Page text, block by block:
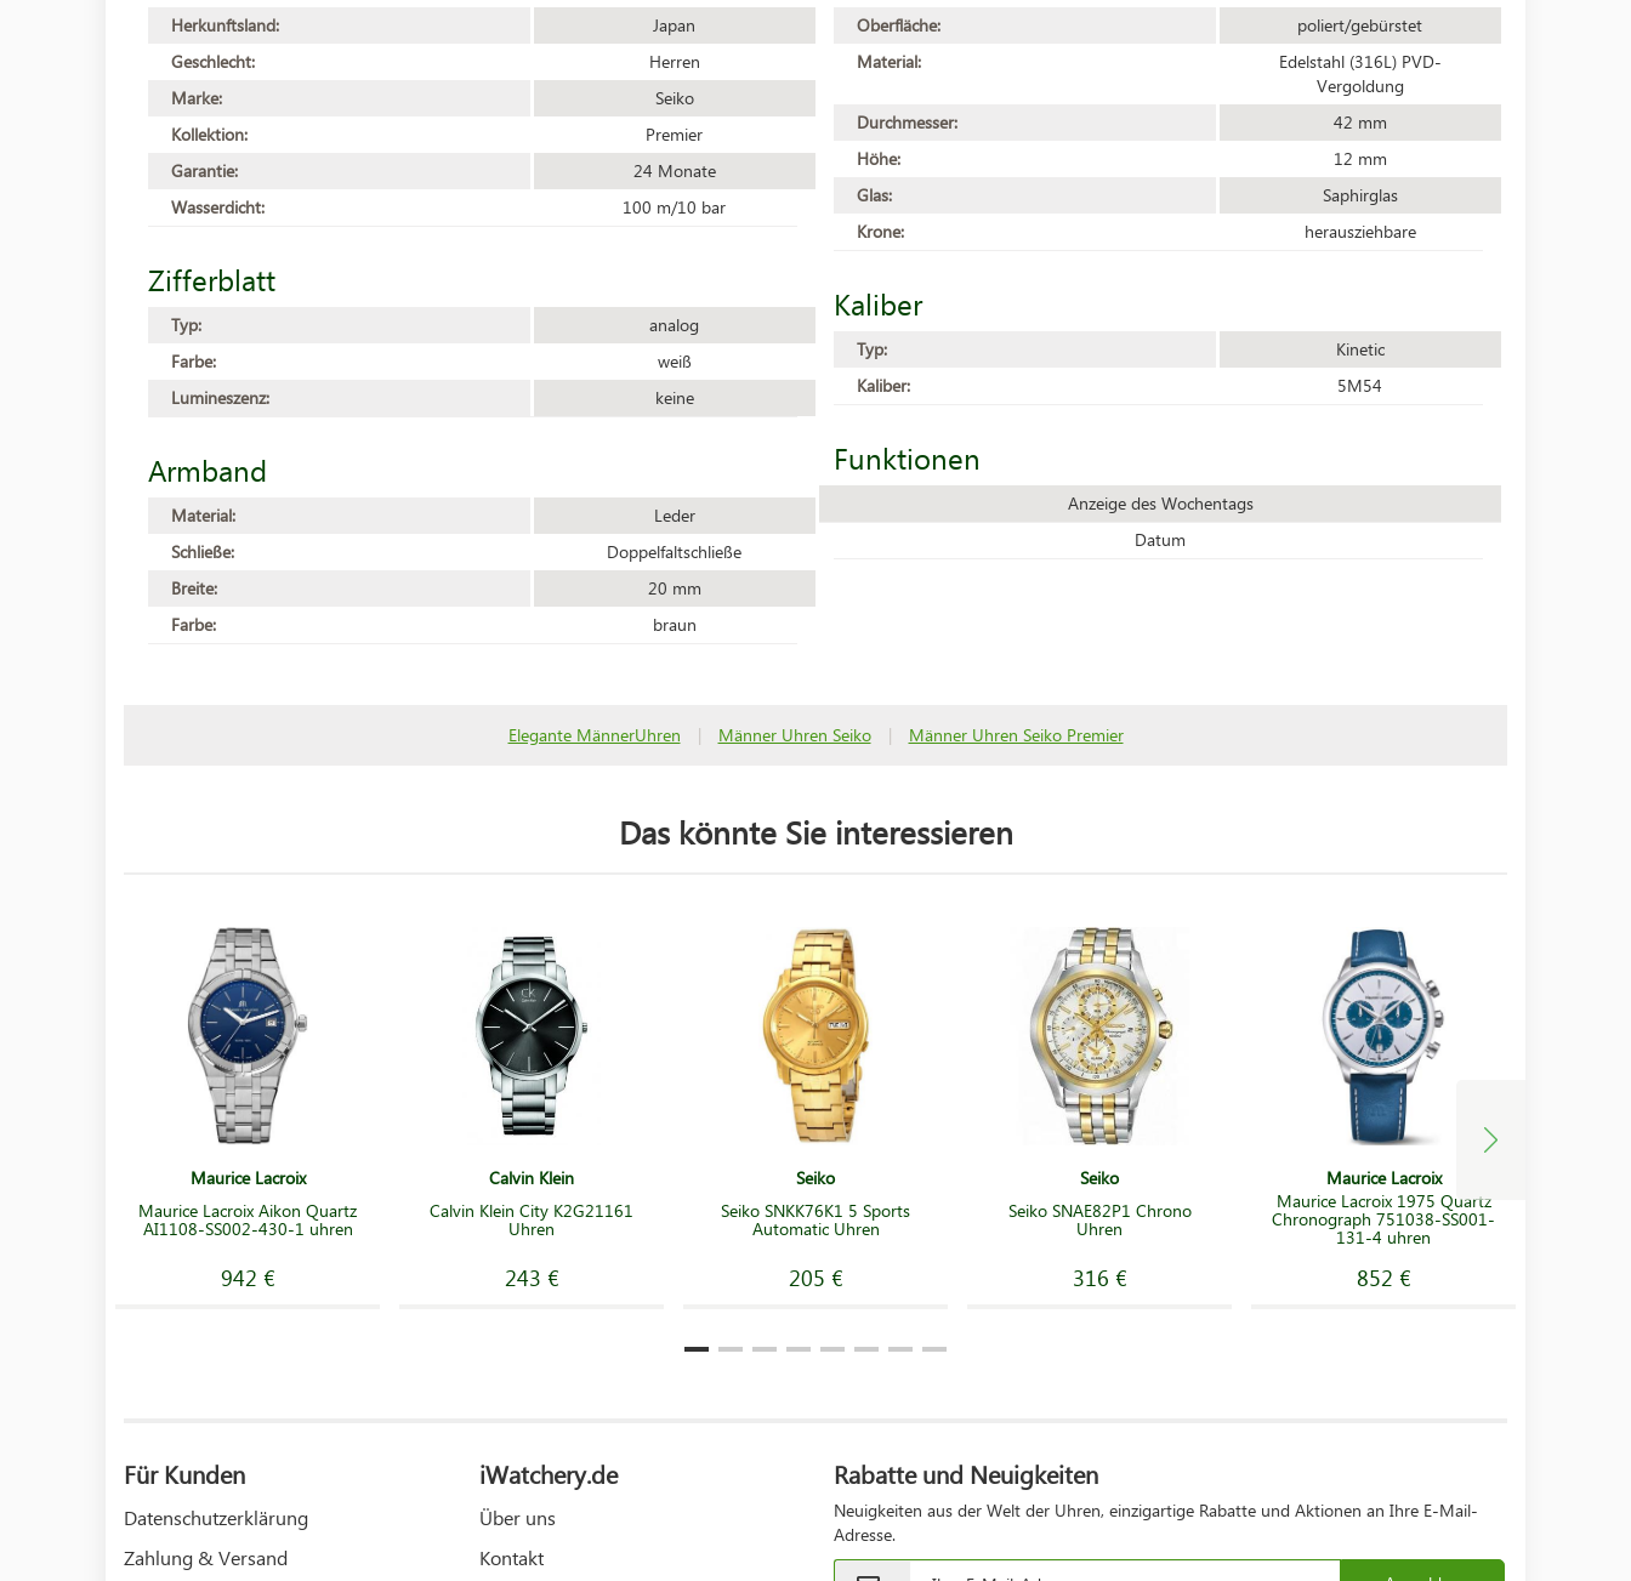
Herkunftsland:
Japan
Geschlecht:
Herren
Marke:
Seiko
Kollektion:
Premier
Garantie:
24 Monate
Wasserdicht:
100 m/10 bar
Zifferblatt
Typ:
analog
Farbe:
weiß
Lumineszenz:
keine
Armband
Material:
Leder
Schließe:
Doppelfaltschließe
Breite:
20 mm
Farbe:
braun
Oberfläche:
poliert/gebürstet
Material:
Edelstahl (316L) PVD-
Vergoldung
Durchmesser:
42 mm
Höhe:
12 mm
Glas:
Saphirglas
Krone:
herausziehbare
Kaliber
Typ:
Kinetic
Kaliber:
5M54
Funktionen
Anzeige des Wochentags
Datum
Elegante MännerUhren | Männer Uhren Seiko | Männer Uhren Seiko Premier
Das könnte Sie interessieren
Maurice Lacroix
Maurice Lacroix Aikon Quartz
AI1108-SS002-430-1 uhren
942 €
Calvin Klein
Calvin Klein City K2G21161
Uhren
243 €
Seiko
Seiko SNKK76K1 5 Sports
Automatic Uhren
205 €
Seiko
Seiko SNAE82P1 Chrono
Uhren
316 €
Maurice Lacroix
Maurice Lacroix 1975 Quartz
Chronograph 751038-SS001-
131-4 uhren
852 €
Für Kunden
Datenschutzerklärung
Zahlung & Versand
iWatchery.de
Über uns
Kontakt
Rabatte und Neuigkeiten
Neuigkeiten aus der Welt der Uhren, einzigartige Rabatte und Aktionen an Ihre E-Mail-
Adresse.